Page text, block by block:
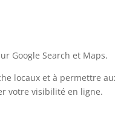
Google Search et Maps.
locaux et à permettre
votre visibilité en ligne.